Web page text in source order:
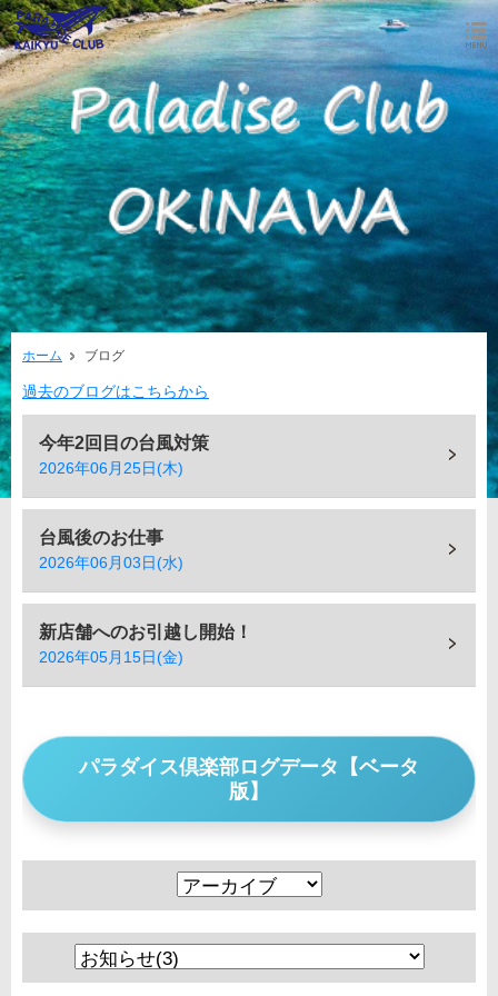
ホーム ブログ
過去のブログはこちらから
今年2回目の台風対策
2026年06月25日(木)
台風後のお仕事
2026年06月03日(水)
新店舗へのお引越し開始！
2026年05月15日(金)
パラダイス倶楽部ログデータ【ベータ
版】